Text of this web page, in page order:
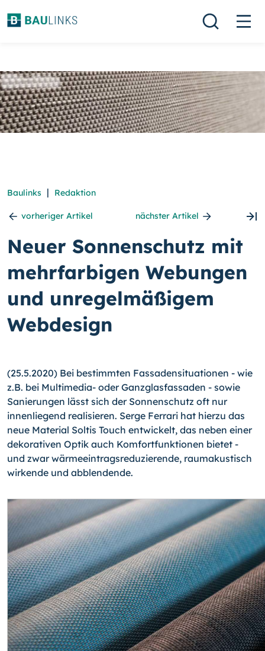
Baulinks | Redaktion
vorheriger Artikel nächster Artikel
Neuer Sonnenschutz mit
mehrfarbigen Webungen
und unregelmäßigem
Webdesign
(25.5.2020) Bei bestimmten Fassadensituationen - wie
z.B. bei Multimedia- oder Ganz­glasfassaden - sowie
Sanierungen lässt sich der Sonnenschutz oft nur
innenliegend realisieren. Serge Ferrari hat hierzu das
neue Material Soltis Touch entwickelt, das neben einer
dekorativen Optik auch Komfortfunktionen bietet -
und zwar wärmeeintragsreduzierende, raumakustisch
wirkende und abblendende.